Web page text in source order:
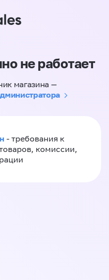
не работает
магазина —
- требования к
комиссии,